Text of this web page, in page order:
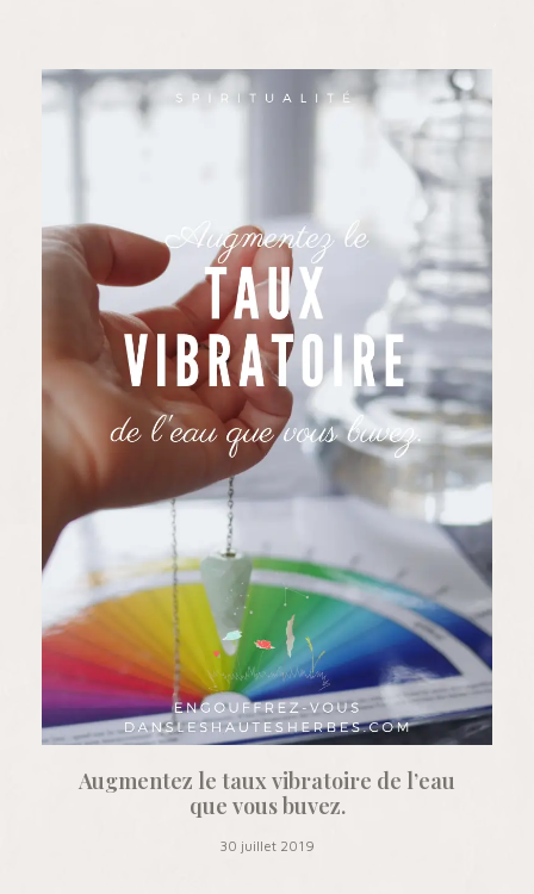
Augmentez le taux vibratoire de l’eau
que vous buvez.
30 juillet 2019